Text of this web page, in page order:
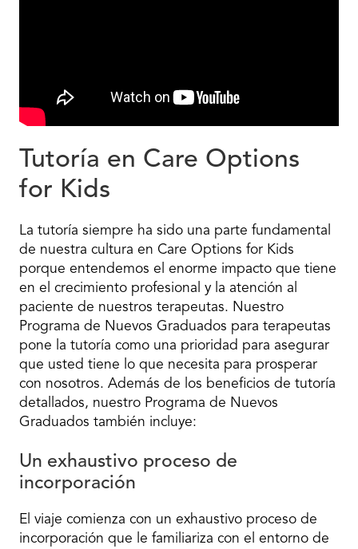
Tutoría en Care Options
for Kids
La tutoría siempre ha sido una parte fundamental
de nuestra cultura en Care Options for Kids
porque entendemos el enorme impacto que tiene
en el crecimiento profesional y la atención al
paciente de nuestros terapeutas. Nuestro
Programa de Nuevos Graduados para terapeutas
pone la tutoría como una prioridad para asegurar
que usted tiene lo que necesita para prosperar
con nosotros. Además de los beneficios de tutoría
detallados, nuestro Programa de Nuevos
Graduados también incluye:
Un exhaustivo proceso de
incorporación
El viaje comienza con un exhaustivo proceso de
incorporación que le familiariza con el entorno de